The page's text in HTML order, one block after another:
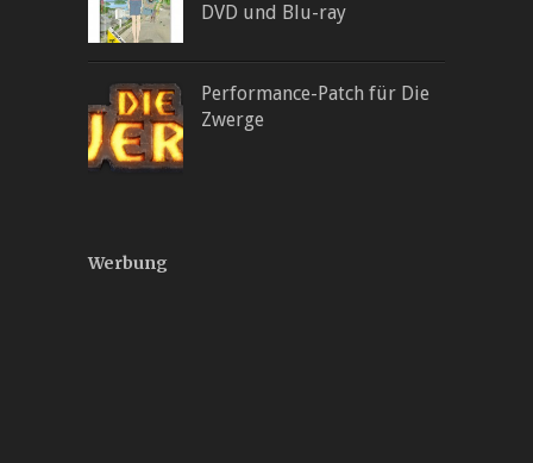
DVD und Blu-ray
Performance-Patch für Die
Zwerge
Werbung